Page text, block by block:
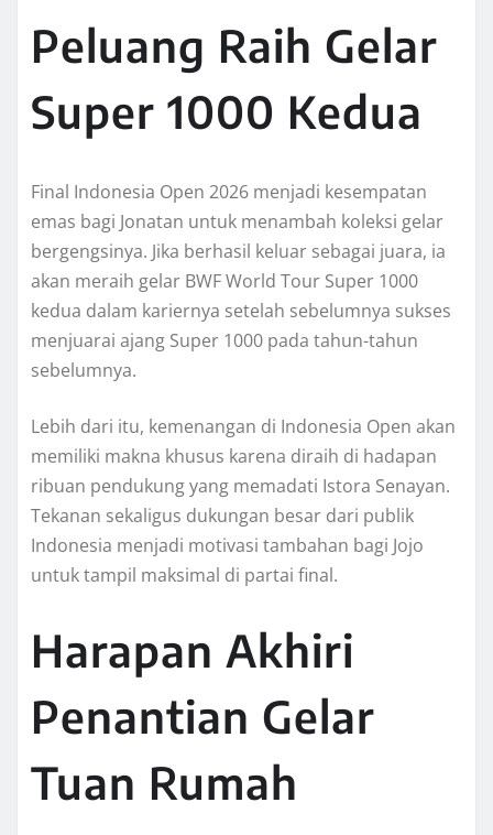
Peluang Raih Gelar
Super 1000 Kedua
Final Indonesia Open 2026 menjadi kesempatan
emas bagi Jonatan untuk menambah koleksi gelar
bergengsinya. Jika berhasil keluar sebagai juara, ia
akan meraih gelar BWF World Tour Super 1000
kedua dalam kariernya setelah sebelumnya sukses
menjuarai ajang Super 1000 pada tahun-tahun
sebelumnya.
Lebih dari itu, kemenangan di Indonesia Open akan
memiliki makna khusus karena diraih di hadapan
ribuan pendukung yang memadati Istora Senayan.
Tekanan sekaligus dukungan besar dari publik
Indonesia menjadi motivasi tambahan bagi Jojo
untuk tampil maksimal di partai final.
Harapan Akhiri
Penantian Gelar
Tuan Rumah